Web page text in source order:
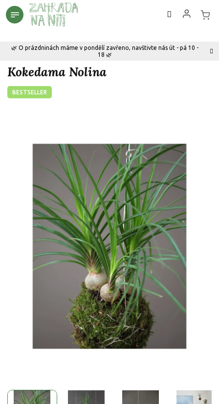
Přejít
na
🌿 O prázdninách máme v pondělí zavřeno, navštivte nás út - pá 10 -
18 🌿
Kokedama Nolina
BESTSELLER